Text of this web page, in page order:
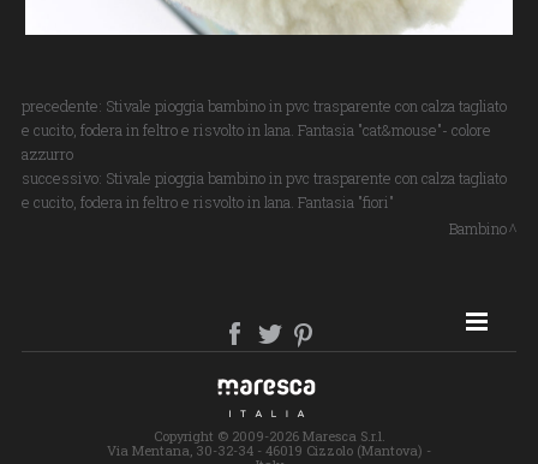
precedente: Stivale pioggia bambino in pvc trasparente con calza tagliato
e cucito, fodera in feltro e risvolto in lana. Fantasia "cat&mouse"- colore
azzurro
successivo: Stivale pioggia bambino in pvc trasparente con calza tagliato
e cucito, fodera in feltro e risvolto in lana. Fantasia "fiori"
Bambino
SITE MAP
Copyright © 2009-2026 Maresca S.r.l.
Via Mentana, 30-32-34 - 46019 Cizzolo (Mantova) -